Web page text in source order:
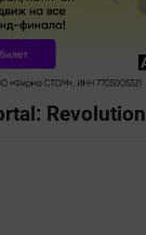
Revolution